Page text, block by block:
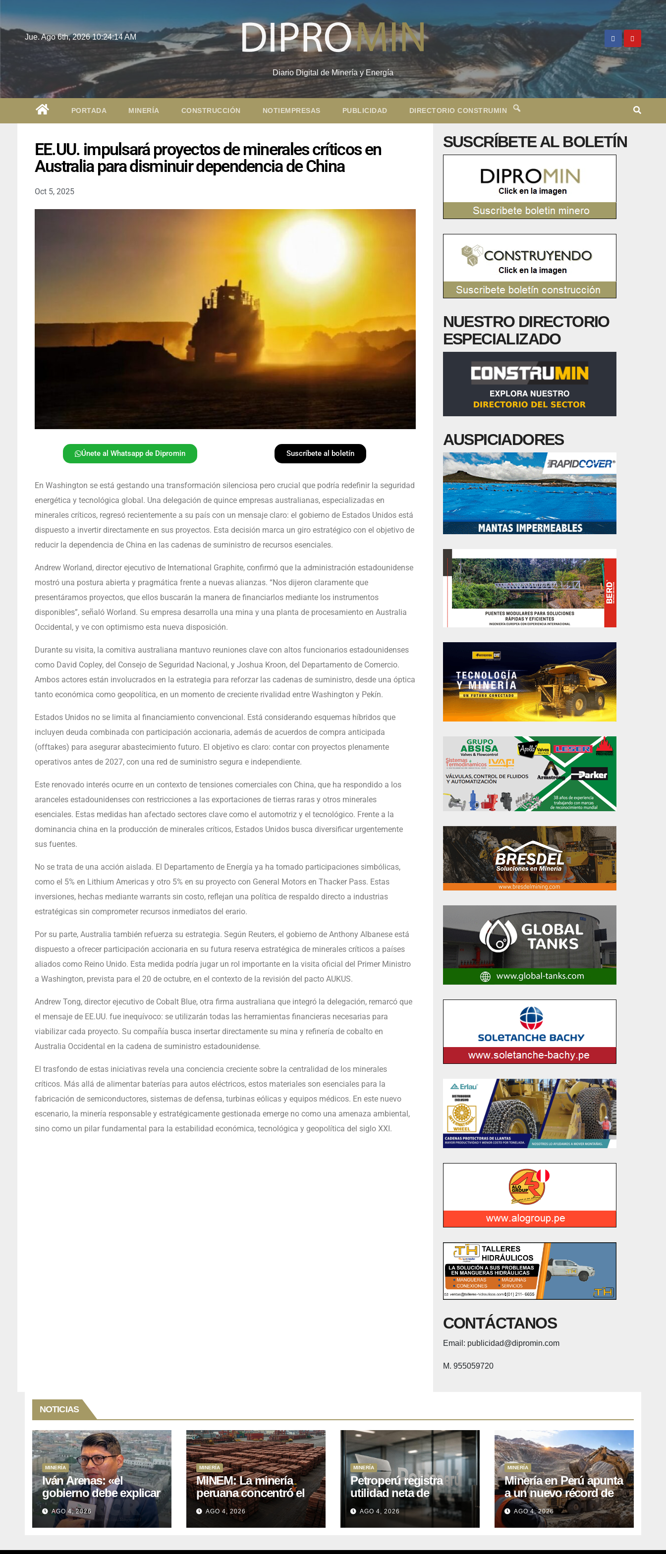
Jue. Ago 6th, 202610:24:15 AM
Diario Digital de Minería y Energía
PORTADA MINERÍA CONSTRUCCIÓN NOTIEMPRESAS PUBLICIDAD DIRECTORIO CONSTRUMIN
EE.UU. impulsará proyectos de minerales críticos en
Australia para disminuir dependencia de China
Oct 5, 2025
Únete al Whatsapp de Dipromin Suscríbete al boletín
En Washington se está gestando una transformación silenciosa pero crucial que podría redefinir la seguridad
energética y tecnológica global. Una delegación de quince empresas australianas, especializadas en
minerales críticos, regresó recientemente a su país con un mensaje claro: el gobierno de Estados Unidos está
dispuesto a invertir directamente en sus proyectos. Esta decisión marca un giro estratégico con el objetivo de
reducir la dependencia de China en las cadenas de suministro de recursos esenciales.
Andrew Worland, director ejecutivo de International Graphite, confirmó que la administración estadounidense
mostró una postura abierta y pragmática frente a nuevas alianzas. “Nos dijeron claramente que
presentáramos proyectos, que ellos buscarán la manera de financiarlos mediante los instrumentos
disponibles”, señaló Worland. Su empresa desarrolla una mina y una planta de procesamiento en Australia
Occidental, y ve con optimismo esta nueva disposición.
Durante su visita, la comitiva australiana mantuvo reuniones clave con altos funcionarios estadounidenses
como David Copley, del Consejo de Seguridad Nacional, y Joshua Kroon, del Departamento de Comercio.
Ambos actores están involucrados en la estrategia para reforzar las cadenas de suministro, desde una óptica
tanto económica como geopolítica, en un momento de creciente rivalidad entre Washington y Pekín.
Estados Unidos no se limita al financiamiento convencional. Está considerando esquemas híbridos que
incluyen deuda combinada con participación accionaria, además de acuerdos de compra anticipada
(offtakes) para asegurar abastecimiento futuro. El objetivo es claro: contar con proyectos plenamente
operativos antes de 2027, con una red de suministro segura e independiente.
Este renovado interés ocurre en un contexto de tensiones comerciales con China, que ha respondido a los
aranceles estadounidenses con restricciones a las exportaciones de tierras raras y otros minerales
esenciales. Estas medidas han afectado sectores clave como el automotriz y el tecnológico. Frente a la
dominancia china en la producción de minerales críticos, Estados Unidos busca diversificar urgentemente
sus fuentes.
No se trata de una acción aislada. El Departamento de Energía ya ha tomado participaciones simbólicas,
como el 5% en Lithium Americas y otro 5% en su proyecto con General Motors en Thacker Pass. Estas
inversiones, hechas mediante warrants sin costo, reflejan una política de respaldo directo a industrias
estratégicas sin comprometer recursos inmediatos del erario.
Por su parte, Australia también refuerza su estrategia. Según Reuters, el gobierno de Anthony Albanese está
dispuesto a ofrecer participación accionaria en su futura reserva estratégica de minerales críticos a países
aliados como Reino Unido. Esta medida podría jugar un rol importante en la visita oficial del Primer Ministro
a Washington, prevista para el 20 de octubre, en el contexto de la revisión del pacto AUKUS.
Andrew Tong, director ejecutivo de Cobalt Blue, otra firma australiana que integró la delegación, remarcó que
el mensaje de EE.UU. fue inequívoco: se utilizarán todas las herramientas financieras necesarias para
viabilizar cada proyecto. Su compañía busca insertar directamente su mina y refinería de cobalto en
Australia Occidental en la cadena de suministro estadounidense.
El trasfondo de estas iniciativas revela una conciencia creciente sobre la centralidad de los minerales
críticos. Más allá de alimentar baterías para autos eléctricos, estos materiales son esenciales para la
fabricación de semiconductores, sistemas de defensa, turbinas eólicas y equipos médicos. En este nuevo
escenario, la minería responsable y estratégicamente gestionada emerge no como una amenaza ambiental,
sino como un pilar fundamental para la estabilidad económica, tecnológica y geopolítica del siglo XXI.
SUSCRÍBETE AL BOLETÍN
NUESTRO DIRECTORIO
ESPECIALIZADO
AUSPICIADORES
CONTÁCTANOS
Email: publicidad@dipromin.com
M. 955059720
NOTICIAS
MINERÍA
Iván Arenas: «el
gobierno debe explicar
a Cajamarca que tiene
US$ 16 mil millones en
proyectos mineros
AGO 4, 2026
MINERÍA
MINEM: La minería
peruana concentró el
76.1% del total de las
exportaciones
nacionales entre enero
AGO 4, 2026
MINERÍA
Petroperú registra
utilidad neta de
US$121 millones al
cierre del primer
semestre 2026
AGO 4, 2026
MINERÍA
Minería en Perú apunta
a un nuevo récord de
inversiones: crecen los
petitorios y el FMI insta
a destrabar proyectos
AGO 4, 2026